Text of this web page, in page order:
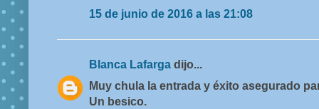
15 de junio de 2016 a las 21:08
Blanca Lafarga dijo...
Muy chula la entrada y éxito asegurado
Un besico.